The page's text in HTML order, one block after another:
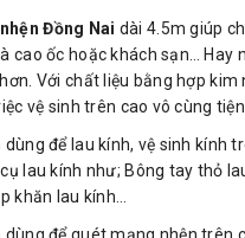
Đồng Nai dài 4.5m giúp
cao ốc hoặc khách sạn… Hay
Với chất liệu bằng hợp kim
vệ sinh trên cao vô cùng
để lau kính, vệ sinh kính
lau kính như; Bông tay thỏ
khăn lau kính…